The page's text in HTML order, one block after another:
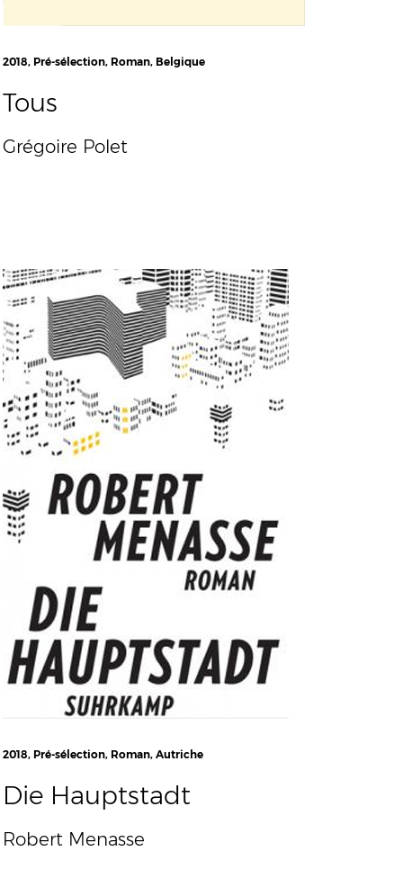
2018, Pré-sélection, Roman, Belgique
Tous
Grégoire Polet
2018, Pré-sélection, Roman, Autriche
Die Hauptstadt
Robert Menasse